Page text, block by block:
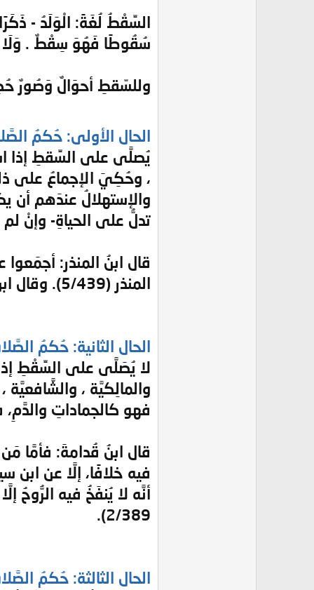
السِّقْطُ لُغَةً: الْوَلَدُ -
سُقُوطًا فَهُوَ سِقْطٌ . وَلَا
وللسّقطِ أحوَالٌ وَصُورٌ
الحال الأولى: حُكمُ
يُصلَّى على السِّقطِ إذا
، وحُكِيَ الإجماعُ على
والإستهلالُ عندَهم
تدلُّ على الحياةِ- وإنْ لم
المنذر (5/439). وقال ابنُ قُدامةَ: فأمَّا إنْ خرج حيًّا واستهلَّ، فإنَّه يُغسَّلُ ويُصلَّى عليه، بغيرِ خلاف (المغني 2/389).
الحال الثانية: حُكمُ
لا يُصَلَّى على السِّقْطِ إذا
والمالِكيَّة ،
فهو كالجماداتِ
قال ابنُ قُدامةَ: فأمَّا
فيه خلافًا، إلَّا عن ابن
أنَّه لا يُنفَخُ فيه الرُّوحُ
2/389).
الحال الثالثة: حُكمُ